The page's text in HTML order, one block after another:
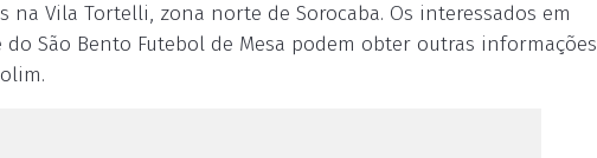
Vila Tortelli, zona norte de Sorocaba. Os interessados em
São Bento Futebol de Mesa podem obter outras informações